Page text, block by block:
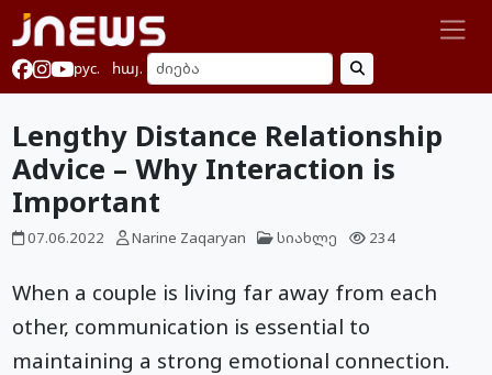
рус. հայ.
Lengthy Distance Relationship
Advice – Why Interaction is
Important
07.06.2022 Narine Zaqaryan სიახლე 234
When a couple is living far away from each
other, communication is essential to
maintaining a strong emotional connection.